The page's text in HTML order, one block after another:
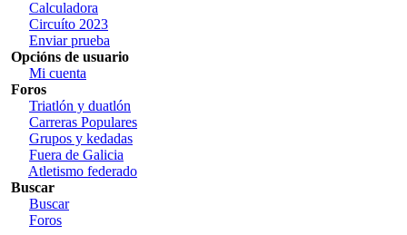
Calculadora
Circuíto 2023
Enviar prueba
Opcións de usuario
Mi cuenta
Foros
Triatlón y duatlón
Carreras Populares
Grupos y kedadas
Fuera de Galicia
Atletismo federado
Buscar
Buscar
Foros